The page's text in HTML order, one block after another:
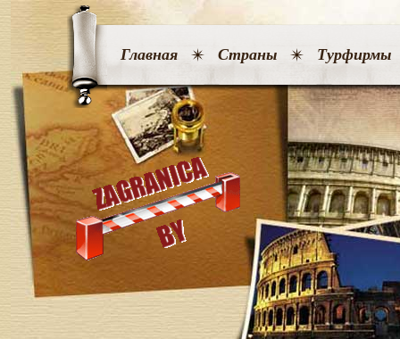
Главная Страны Турфирмы